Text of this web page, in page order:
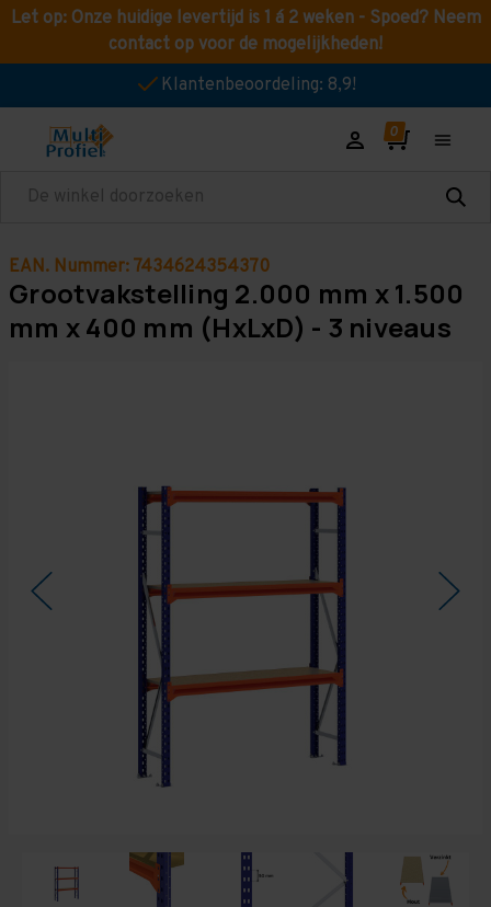
Let op: Onze huidige levertijd is 1 á 2 weken - Spoed? Neem
contact op voor de mogelijkheden!
Klantenbeoordeling: 8,9!
Zoeken
EAN. Nummer: 7434624354370
Grootvakstelling 2.000 mm x 1.500
mm x 400 mm (HxLxD) - 3 niveaus